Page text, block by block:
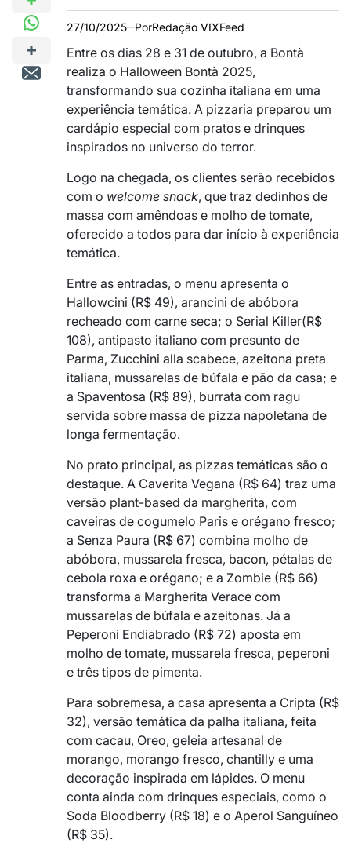
27/10/2025 PorRedação VIXFeed
Entre os dias 28 e 31 de outubro, a Bontà
realiza o Halloween Bontà 2025,
transformando sua cozinha italiana em uma
experiência temática. A pizzaria preparou um
cardápio especial com pratos e drinques
inspirados no universo do terror.
Logo na chegada, os clientes serão recebidos
com o welcome snack, que traz dedinhos de
massa com amêndoas e molho de tomate,
oferecido a todos para dar início à experiência
temática.
Entre as entradas, o menu apresenta o
Hallowcini (R$ 49), arancini de abóbora
recheado com carne seca; o Serial Killer(R$
108), antipasto italiano com presunto de
Parma, Zucchini alla scabece, azeitona preta
italiana, mussarelas de búfala e pão da casa; e
a Spaventosa (R$ 89), burrata com ragu
servida sobre massa de pizza napoletana de
longa fermentação.
No prato principal, as pizzas temáticas são o
destaque. A Caverita Vegana (R$ 64) traz uma
versão plant-based da margherita, com
caveiras de cogumelo Paris e orégano fresco;
a Senza Paura (R$ 67) combina molho de
abóbora, mussarela fresca, bacon, pétalas de
cebola roxa e orégano; e a Zombie (R$ 66)
transforma a Margherita Verace com
mussarelas de búfala e azeitonas. Já a
Peperoni Endiabrado (R$ 72) aposta em
molho de tomate, mussarela fresca, peperoni
e três tipos de pimenta.
Para sobremesa, a casa apresenta a Cripta (R$
32), versão temática da palha italiana, feita
com cacau, Oreo, geleia artesanal de
morango, morango fresco, chantilly e uma
decoração inspirada em lápides. O menu
conta ainda com drinques especiais, como o
Soda Bloodberry (R$ 18) e o Aperol Sanguíneo
(R$ 35).